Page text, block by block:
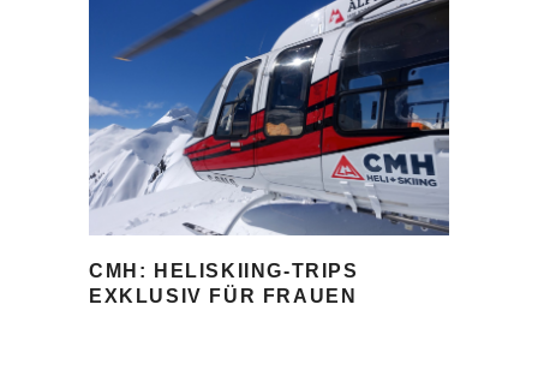
CMH: HELISKIING-TRIPS
EXKLUSIV FÜR FRAUEN